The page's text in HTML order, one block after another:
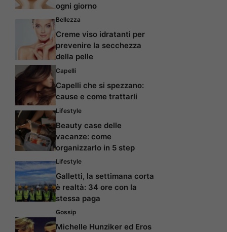
ogni giorno
Bellezza
Creme viso idratanti per
prevenire la secchezza
della pelle
Capelli
Capelli che si spezzano:
cause e come trattarli
Lifestyle
Beauty case delle
vacanze: come
organizzarlo in 5 step
Lifestyle
Galletti, la settimana corta
è realtà: 34 ore con la
stessa paga
Gossip
Michelle Hunziker ed Eros